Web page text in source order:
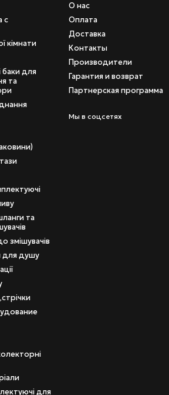
с
кімнати
для
та
та
змішувачів
для душу
для
О нас
Оплата
Доставка
Контакты
Производители
Гарантия и возврат
Партнерская программа
Мы в соцсетях